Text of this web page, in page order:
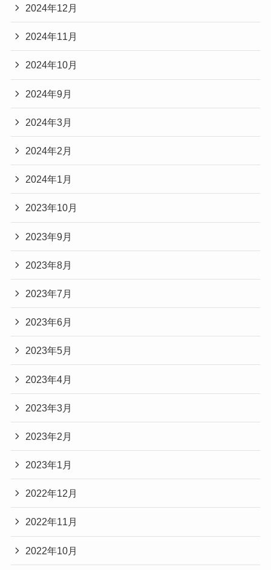
2024年12月
2024年11月
2024年10月
2024年9月
2024年3月
2024年2月
2024年1月
2023年10月
2023年9月
2023年8月
2023年7月
2023年6月
2023年5月
2023年4月
2023年3月
2023年2月
2023年1月
2022年12月
2022年11月
2022年10月